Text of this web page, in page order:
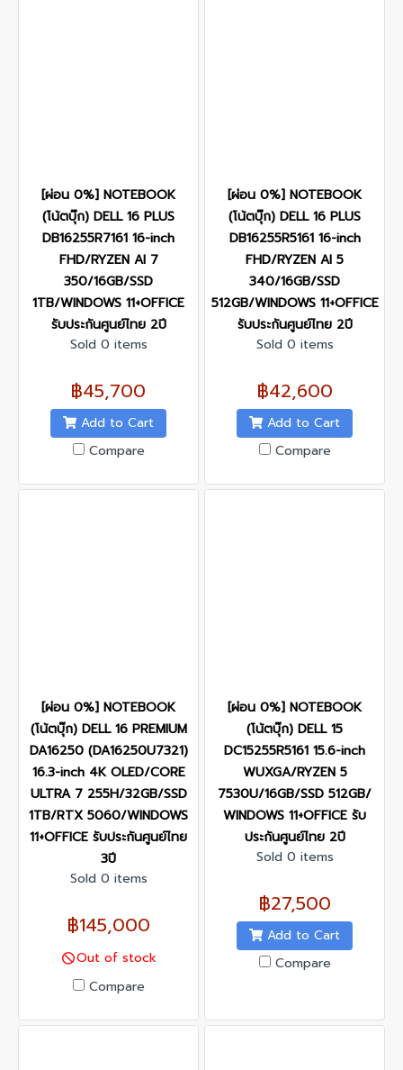
[ผ่อน 0%] NOTEBOOK
(โน้ตบุ๊ก) DELL 16 PLUS
DB16255R7161 16-inch
FHD/RYZEN AI 7
350/16GB/SSD
1TB/WINDOWS 11+OFFICE
รับประกันศูนย์ไทย 2ปี
Sold 0 items
฿45,700
Add to Cart
Compare
[ผ่อน 0%] NOTEBOOK
(โน้ตบุ๊ก) DELL 16 PLUS
DB16255R5161 16-inch
FHD/RYZEN AI 5
340/16GB/SSD
512GB/WINDOWS 11+OFFICE
รับประกันศูนย์ไทย 2ปี
Sold 0 items
฿42,600
Add to Cart
Compare
[ผ่อน 0%] NOTEBOOK
(โน้ตบุ๊ก) DELL 16 PREMIUM
DA16250 (DA16250U7321)
16.3-inch 4K OLED/CORE
ULTRA 7 255H/32GB/SSD
1TB/RTX 5060/WINDOWS
11+OFFICE รับประกันศูนย์ไทย
3ปี
Sold 0 items
฿145,000
Out of stock
Compare
[ผ่อน 0%] NOTEBOOK
(โน้ตบุ๊ก) DELL 15
DC15255R5161 15.6-inch
WUXGA/RYZEN 5
7530U/16GB/SSD 512GB/
WINDOWS 11+OFFICE รับ
ประกันศูนย์ไทย 2ปี
Sold 0 items
฿27,500
Add to Cart
Compare